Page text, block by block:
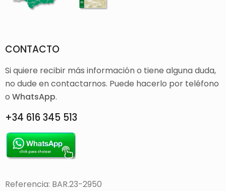
CONTACTO
Si quiere recibir más información o tiene alguna duda,
no dude en contactarnos. Puede hacerlo por teléfono
o WhatsApp.
+34 616 345 513
Referencia: BAR.23-2950